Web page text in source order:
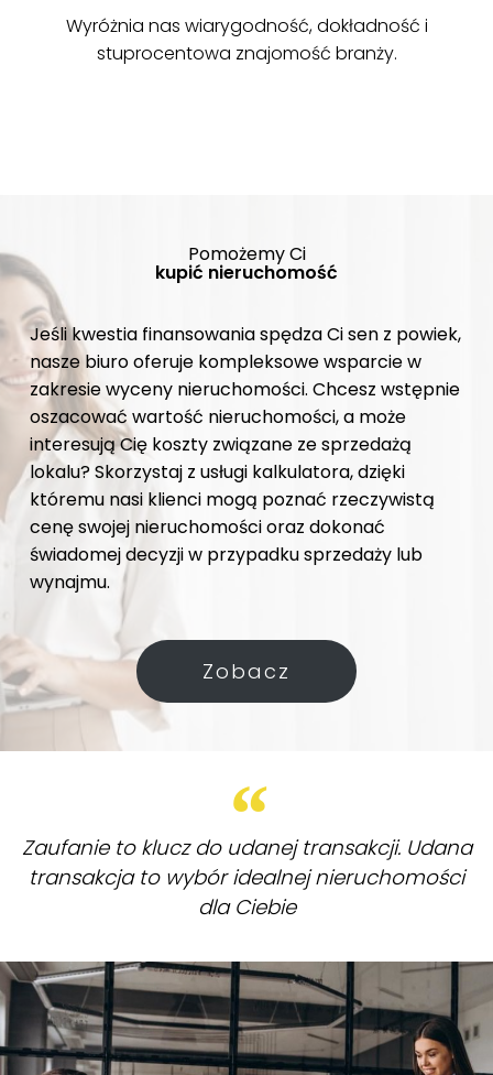
Wyróżnia nas wiarygodność, dokładność i
stuprocentowa znajomość branży.
Pomożemy Ci
kupić nieruchomość
Jeśli kwestia finansowania spędza Ci sen z powiek,
nasze biuro oferuje kompleksowe wsparcie w
zakresie wyceny nieruchomości. Chcesz wstępnie
oszacować wartość nieruchomości, a może
interesują Cię koszty związane ze sprzedażą
lokalu? Skorzystaj z usługi kalkulatora, dzięki
któremu nasi klienci mogą poznać rzeczywistą
cenę swojej nieruchomości oraz dokonać
świadomej decyzji w przypadku sprzedaży lub
wynajmu.
Zobacz
Zaufanie to klucz do udanej transakcji. Udana
transakcja to wybór idealnej nieruchomości
dla Ciebie